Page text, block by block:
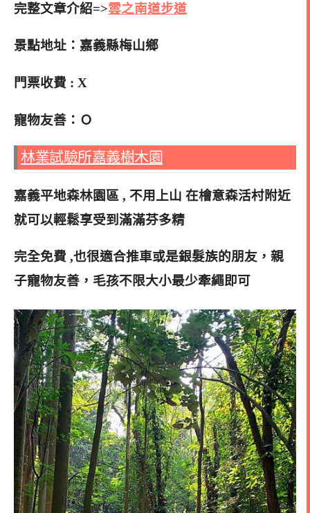
完整文章介紹=>雲之南道步道
景點地址：嘉義縣梅山鄉
門票收費 : X
寵物友善：Ｏ
林業試驗所嘉義樹木園
嘉義平地森林園區 , 不用上山 在檜意森活村附近
就可以輕鬆享受到滿滿芬多精
完全免費 ,也很適合推車或是銀髮族的朋友，親
子寵物友善，毛孩不限大小最少牽繩即可